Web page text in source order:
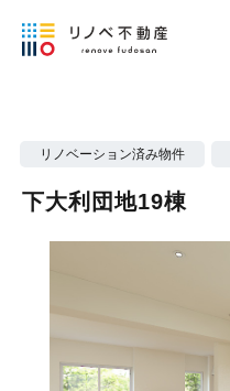
リノベーション済み物件
下大利団地19棟